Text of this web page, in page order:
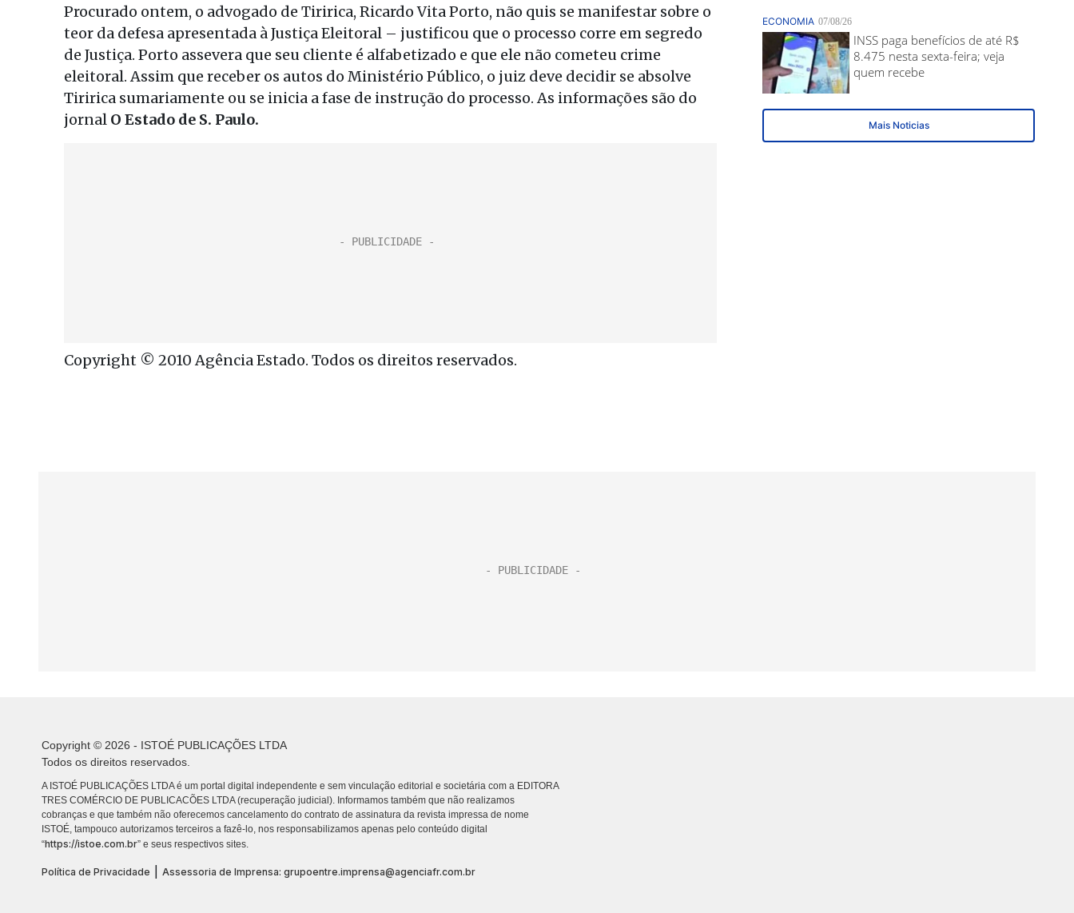
Procurado ontem, o advogado de Tiririca, Ricardo Vita Porto, não quis se manifestar sobre o
teor da defesa apresentada à Justiça Eleitoral – justificou que o processo corre em segredo
de Justiça. Porto assevera que seu cliente é alfabetizado e que ele não cometeu crime
eleitoral. Assim que receber os autos do Ministério Público, o juiz deve decidir se absolve
Tiririca sumariamente ou se inicia a fase de instrução do processo. As informações são do
jornal O Estado de S. Paulo.
Copyright © 2010 Agência Estado. Todos os direitos reservados.
Copyright © 2026 - ISTOÉ PUBLICAÇÕES LTDA
Todos os direitos reservados.
A ISTOÉ PUBLICAÇÕES LTDA é um portal digital independente e sem vinculação editorial e societária com a EDITORA
TRES COMÉRCIO DE PUBLICACÕES LTDA (recuperação judicial). Informamos também que não realizamos
cobranças e que também não oferecemos cancelamento do contrato de assinatura da revista impressa de nome
ISTOÉ, tampouco autorizamos terceiros a fazê-lo, nos responsabilizamos apenas pelo conteúdo digital
“https://istoe.com.br” e seus respectivos sites.
Política de Privacidade Assessoria de Imprensa: grupoentre.imprensa@agenciafr.com.br